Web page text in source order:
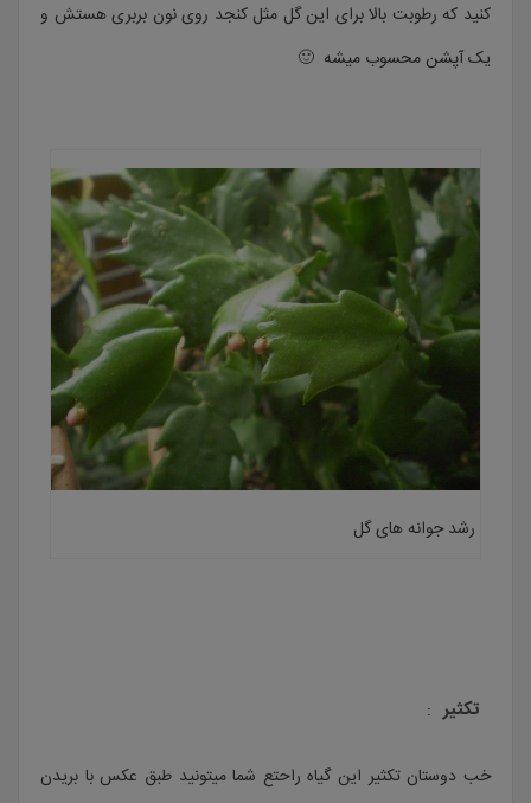
کنید که رطوبت بالا برای این گل مثل کنجد روی نون بربری هستش و
یک آپشن محسوب میشه 🙂
رشد جوانه های گل
تکثیر :
خب دوستان تکثیر این گیاه راحتع شما میتونید طبق عکس با بریدن